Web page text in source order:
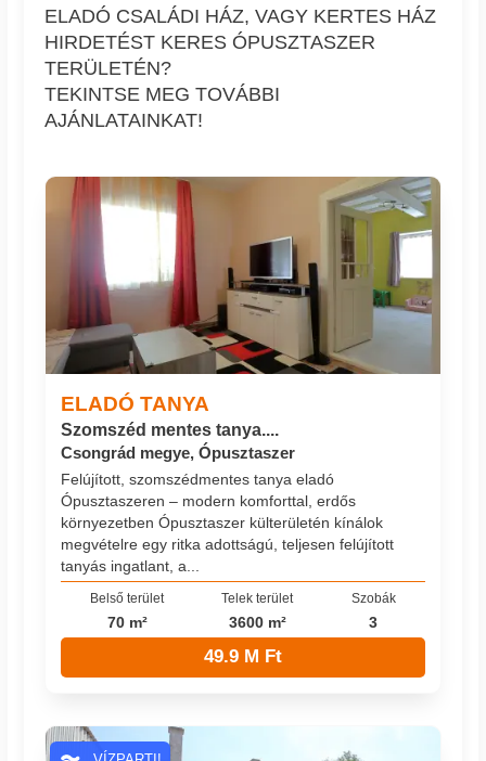
ELADÓ CSALÁDI HÁZ, VAGY KERTES HÁZ
HIRDETÉST KERES ÓPUSZTASZER
TERÜLETÉN?
TEKINTSE MEG TOVÁBBI
AJÁNLATAINKAT!
ELADÓ TANYA
Szomszéd mentes tanya....
Csongrád megye, Ópusztaszer
Felújított, szomszédmentes tanya eladó
Ópusztaszeren – modern komforttal, erdős
környezetben Ópusztaszer külterületén kínálok
megvételre egy ritka adottságú, teljesen felújított
tanyás ingatlant, a...
Belső terület
70 m²
Telek terület
3600 m²
Szobák
3
49.9 M Ft